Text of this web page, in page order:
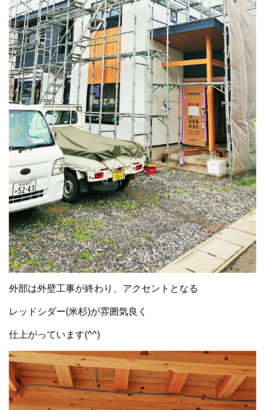
外部は外壁工事が終わり、アクセントとなる
レッドシダー(米杉)が雰囲気良く
仕上がっています(^^)